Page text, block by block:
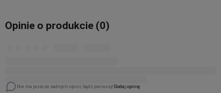
Opinie o produkcie (0)
Nie ma jeszcze żadnych opinii, bądź pierwszy! Dodaj opinię